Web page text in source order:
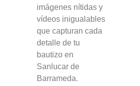
imágenes nítidas y
vídeos inigualables
que capturan cada
detalle de tu
bautizo en
Sanlucar de
Barrameda.